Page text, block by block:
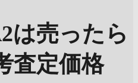
は売ったら
査定価格